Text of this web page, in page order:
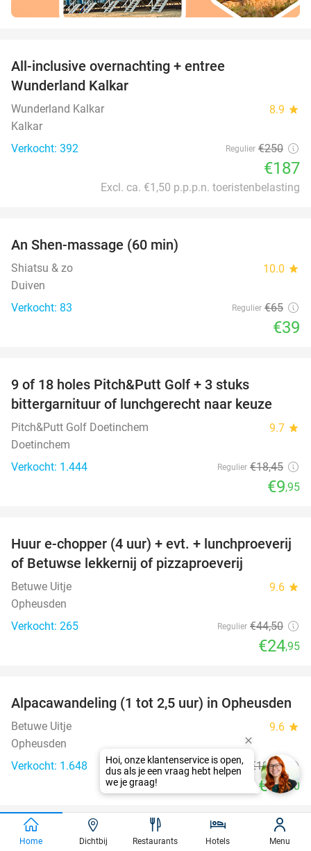
All-inclusive overnachting + entree
Wunderland Kalkar
Wunderland Kalkar 8.9 star
Kalkar
Verkocht: 392
Regulier €250
€187
Excl. ca. €1,50 p.p.p.n. toeristenbelasting
An Shen-massage (60 min)
Shiatsu & zo 10.0 star
Duiven
Verkocht: 83
Regulier €65
€39
9 of 18 holes Pitch&Putt Golf + 3 stuks
bittergarnituur of lunchgerecht naar keuze
Pitch&Putt Golf Doetinchem 9.7 star
Doetinchem
Verkocht: 1.444
Regulier €18,45
€9,95
44%
Huur e-chopper (4 uur) + evt. + lunchproeverij
of Betuwse lekkernij of pizzaproeverij
Betuwe Uitje 9.6 star
Opheusden
Verkocht: 265
Regulier €44,50
€24,95
38%
Alpacawandeling (1 tot 2,5 uur) in Opheusden
Betuwe Uitje 9.6 star
Opheusden
Verkocht: 1.648
Regulier €18,50
€11,50
2-gangenlunch bij Restaurant GIGI in hartje
Home Dichtbij Restaurants Hotels Menu